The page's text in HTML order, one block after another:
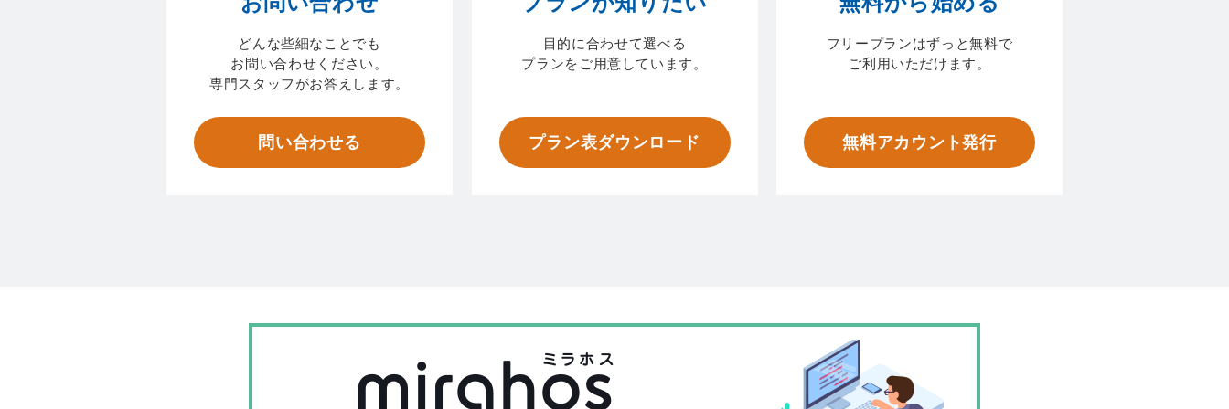
どんな些細なことでも
お問い合わせください。
専門スタッフがお答えします。
問い合わせる
目的に合わせて選べる
プランをご用意しています。
プラン表ダウンロード
フリープランはずっと無料で
ご利用いただけます。
無料アカウント発行